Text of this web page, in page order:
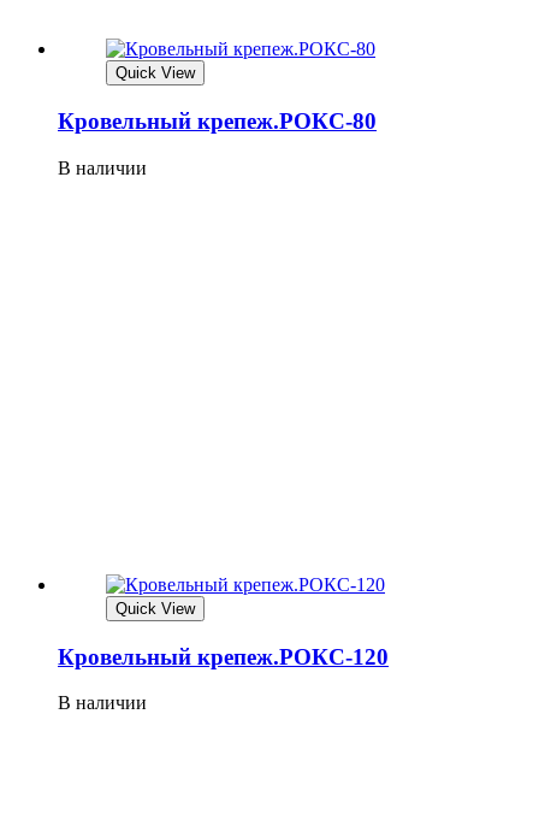
Quick View
Кровельный крепеж.РОКС-80
В наличии
Quick View
Кровельный крепеж.РОКС-120
В наличии